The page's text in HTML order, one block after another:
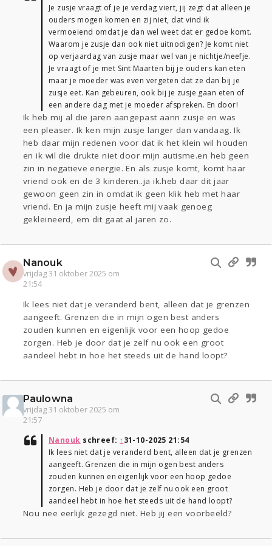
Je zusje vraagt of je je verdag viert, jij zegt dat alleen je
ouders mogen komen en zij niet, dat vind ik
vermoeiend omdat je dan wel weet dat er gedoe komt.
Waarom je zusje dan ook niet uitnodigen? Je komt niet
op verjaardag van zusje maar wel van je nichtje/neefje.
Je vraagt of je met Sint Maarten bij je ouders kan eten
maar je moeder was even vergeten dat ze dan bij je
zusje eet. Kan gebeuren, ook bij je zusje gaan eten of
een andere dag met je moeder afspreken. En door!
Ik heb mij al die jaren aangepast aann zusje en was
een pleaser. Ik ken mijn zusje langer dan vandaag. Ik
heb daar mijn redenen voor dat ik het klein wil houden
en ik wil die drukte niet door mijn autisme.en heb geen
zin in negatieve energie. En als zusje komt, komt haar
vriend ook en de 3 kinderen..ja ik.heb daar dit jaar
gewoon geen zin in omdat ik geen klik heb met haar
vriend. En ja mijn zusje heeft mij vaak genoeg
gekleineerd, em dit gaat al jaren zo.
Nanouk
vrijdag 31 oktober 2025 om
21:54
Ik lees niet dat je veranderd bent, alleen dat je grenzen
aangeeft. Grenzen die in mijn ogen best anders
zouden kunnen en eigenlijk voor een hoop gedoe
zorgen. Heb je door dat je zelf nu ook een groot
aandeel hebt in hoe het steeds uit de hand loopt?
Paulowna
vrijdag 31 oktober 2025 om
21:57
Nanouk schreef: ↑31-10-2025 21:54
Ik lees niet dat je veranderd bent, alleen dat je grenzen
aangeeft. Grenzen die in mijn ogen best anders
zouden kunnen en eigenlijk voor een hoop gedoe
zorgen. Heb je door dat je zelf nu ook een groot
aandeel hebt in hoe het steeds uit de hand loopt?
Nou nee eerlijk gezegd niet. Heb jij een voorbeeld?